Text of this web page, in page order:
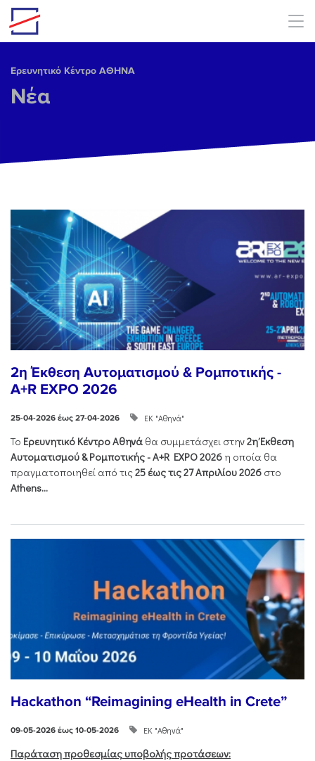
Skip to main content
Ερευνητικό Κέντρο ΑΘΗΝΑ
Νέα
2η Έκθεση Αυτοματισμού & Ρομποτικής -
A+R EXPO 2026
25-04-2026 έως 27-04-2026 ΕΚ "Αθηνά"
Το Ερευνητικό Κέντρο Αθηνά θα συμμετάσχει στην2η Έκθεση
Αυτοματισμού & Ρομποτικής - Α+R EXPO 2026 η οποία θα
πραγματοποιηθεί από τις25 έως τις 27 Απριλίου 2026 στο
Athens...
Hackathon “Reimagining eHealth in Crete”
09-05-2026 έως 10-05-2026 ΕΚ "Αθηνά"
Παράταση προθεσμίας υποβολής προτάσεων: